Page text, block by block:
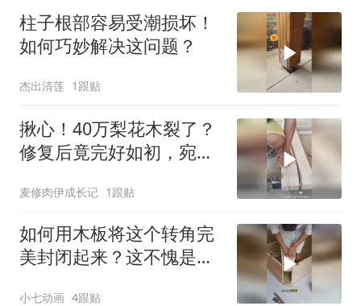
柱子根部容易受潮损坏！
如何巧妙解决这问题？
杰出清莲 1跟贴
揪心！40万梨花木裂了？
修复后竟完好如初，宛如
麦修肉伊成长记 1跟贴
如何用木板将这个转角完
美封闭起来？这不愧是老
小七动画 4跟贴